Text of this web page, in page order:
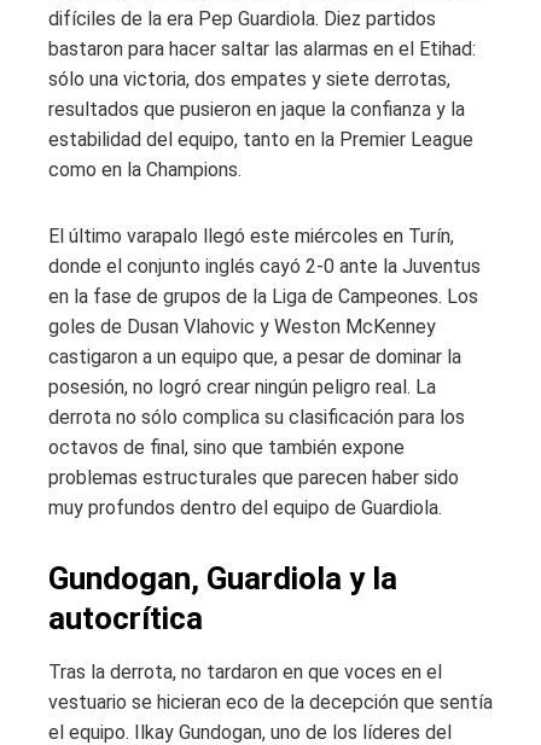
difíciles de la era Pep Guardiola. Diez partidos
bastaron para hacer saltar las alarmas en el Etihad:
sólo una victoria, dos empates y siete derrotas,
resultados que pusieron en jaque la confianza y la
estabilidad del equipo, tanto en la Premier League
como en la Champions.
El último varapalo llegó este miércoles en Turín,
donde el conjunto inglés cayó 2-0 ante la Juventus
en la fase de grupos de la Liga de Campeones. Los
goles de Dusan Vlahovic y Weston McKenney
castigaron a un equipo que, a pesar de dominar la
posesión, no logró crear ningún peligro real. La
derrota no sólo complica su clasificación para los
octavos de final, sino que también expone
problemas estructurales que parecen haber sido
muy profundos dentro del equipo de Guardiola.
Gundogan, Guardiola y la
autocrítica
Tras la derrota, no tardaron en que voces en el
vestuario se hicieran eco de la decepción que sentía
el equipo. Ilkay Gundogan, uno de los líderes del